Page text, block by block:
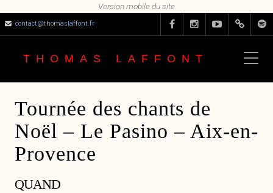
contact@thomaslaffont.fr
THOMAS LAFFONT
Tournée des chants de
Noël – Le Pasino – Aix-en-
Provence
QUAND